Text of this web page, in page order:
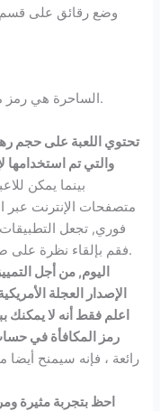
وضع رقائق على
الساحرة هي رمز مبعثر ، إلا أن المكافأة ستطلق في النهاية.
تحتوي اللعبة على حجم
والتي تم
بينما يمكن
متصفحات الإنترنت
فوري, تجعل التطبيقات
فقم بإلقاء نظرة على صفحة الدورات المجانية الخاصة بنا.
اعلم فقط أنه لا
رمز المكافأة في
احظ بتجربة مثيرة